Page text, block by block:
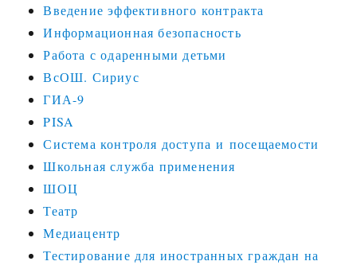
Введение эффективного контракта
Информационная безопасность
Работа с одаренными детьми
ВсОШ. Сириус
ГИА-9
PISA
Система контроля доступа и посещаемости
Школьная служба применения
ШОЦ
Театр
Медиацентр
Тестирование для иностранных граждан на